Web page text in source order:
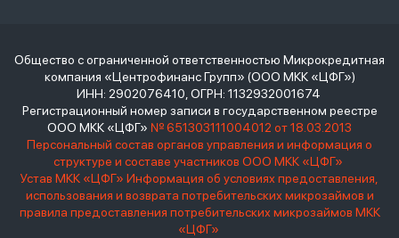
Общество с ограниченной ответственностью Микрокредитная
компания «Центрофинанс Групп» (ООО МКК «ЦФГ»)
ИНН: 2902076410, ОГРН: 1132932001674
Регистрационный номер записи в государственном реестре
ООО МКК «ЦФГ» № 651303111004012 от 18.03.2013
Персональный состав органов управления и информация о
структуре и составе участников ООО МКК «ЦФГ»
Устав МКК «ЦФГ» Информация об условиях предоставления,
использования и возврата потребительских микрозаймов и
правила предоставления потребительских микрозаймов МКК
«ЦФГ»